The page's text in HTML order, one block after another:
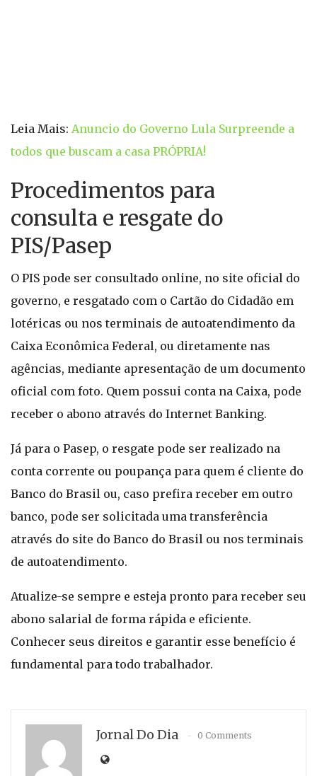
Leia Mais: Anuncio do Governo Lula Surpreende a
todos que buscam a casa PRÓPRIA!
Procedimentos para
consulta e resgate do
PIS/Pasep
O PIS pode ser consultado online, no site oficial do
governo, e resgatado com o Cartão do Cidadão em
lotéricas ou nos terminais de autoatendimento da
Caixa Econômica Federal, ou diretamente nas
agências, mediante apresentação de um documento
oficial com foto. Quem possui conta na Caixa, pode
receber o abono através do Internet Banking.
Já para o Pasep, o resgate pode ser realizado na
conta corrente ou poupança para quem é cliente do
Banco do Brasil ou, caso prefira receber em outro
banco, pode ser solicitada uma transferência
através do site do Banco do Brasil ou nos terminais
de autoatendimento.
Atualize-se sempre e esteja pronto para receber seu
abono salarial de forma rápida e eficiente.
Conhecer seus direitos e garantir esse benefício é
fundamental para todo trabalhador.
Jornal Do Dia 0 Comments